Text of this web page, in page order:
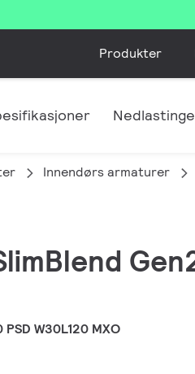
Produkter
Innendørs armaturer
W30L120 MXO